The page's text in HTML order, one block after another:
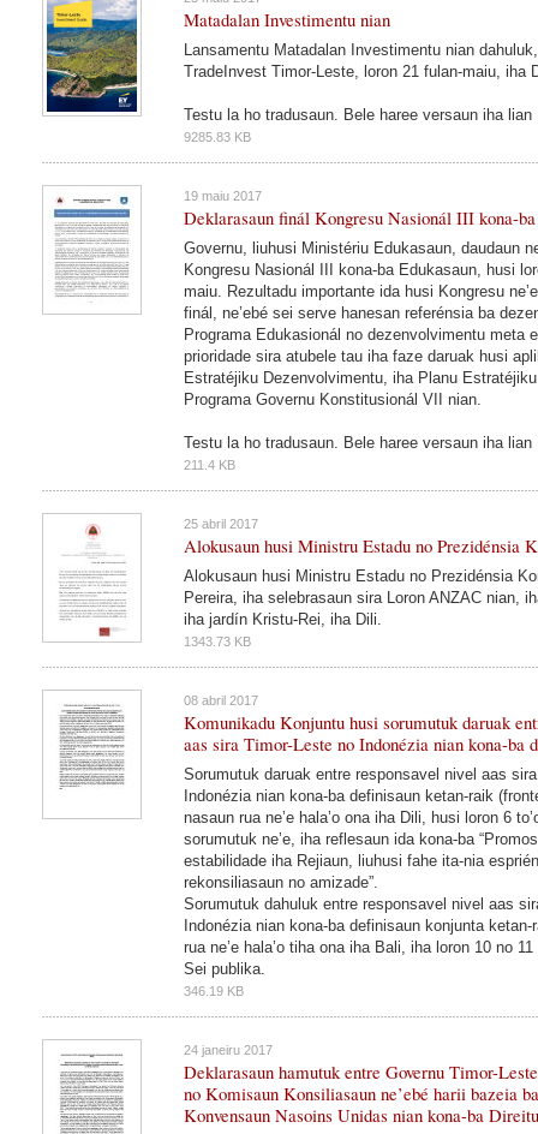
Matadalan Investimentu nian
Lansamentu Matadalan Investimentu nian
TradeInvest Timor-Leste, loron 21 fulan-maiu, iha
Testu la ho tradusaun. Bele haree versaun iha lian
9285.83 KB
19 maiu 2017
Deklarasaun finál Kongresu Nasionál III kona-ba
Governu, liuhusi Ministériu Edukasaun, daudaun
Kongresu Nasionál III kona-ba Edukasaun, husi
maiu. Rezultadu importante ida husi Kongresu
finál, ne’ebé sei serve hanesan referénsia ba
Programa Edukasionál no dezenvolvimentu meta
prioridade sira atubele tau iha faze daruak husi
Estratéjiku Dezenvolvimentu, iha Planu
Programa Governu Konstitusionál VII nian.
Testu la ho tradusaun. Bele haree versaun iha lian
211.4 KB
25 abril 2017
Alokusaun husi Ministru Estadu no Prezidénsia
Alokusaun husi Ministru Estadu no Prezidénsia
Pereira, iha selebrasaun sira Loron ANZAC nian,
iha jardín Kristu-Rei, iha Dili.
1343.73 KB
08 abril 2017
Komunikadu Konjuntu husi sorumutuk daruak
aas sira Timor-Leste no Indonézia nian kona-ba
Sorumutuk daruak entre responsavel nivel aas
Indonézia nian kona-ba definisaun ketan-raik
nasaun rua ne’e hala’o ona iha Dili, husi loron 6
sorumutuk ne’e, iha reflesaun ida kona-ba
estabilidade iha Rejiaun, liuhusi fahe ita-nia
rekonsiliasaun no amizade”.
Sorumutuk dahuluk entre responsavel nivel aas
Indonézia nian kona-ba definisaun konjunta
rua ne’e hala’o tiha ona iha Bali, iha loron 10 no
Sei publika.
346.19 KB
24 janeiru 2017
Deklarasaun hamutuk entre Governu Timor-
no Komisaun Konsiliasaun ne’ebé harii bazeia
Konvensaun Nasoins Unidas nian kona-ba